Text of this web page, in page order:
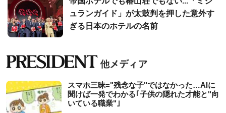
ュランガイド」が太鼓判を押した意外す
ぎる日本のホテルの名前
スマホ三昧="残念な子"ではなかった…AIに
聞けば一発でわかる｢子供の隠れた才能と"向
いている職業"｣